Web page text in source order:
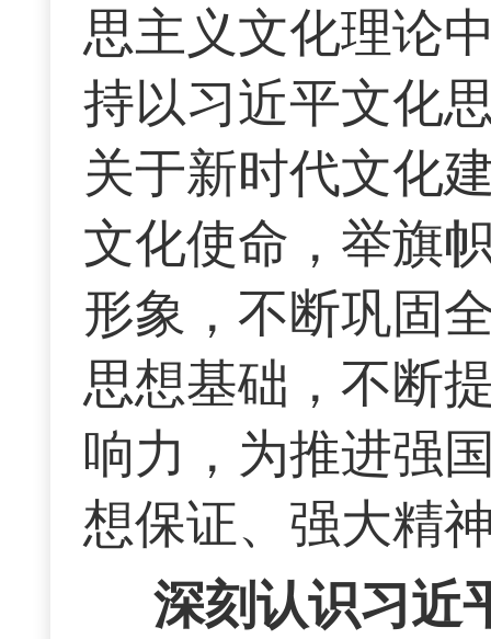
思主义文化理论
持以习近平文化
关于新时代文化
文化使命，举旗
形象，不断巩固
思想基础，不断
响力，为推进强
想保证、强大精
深刻认识习近